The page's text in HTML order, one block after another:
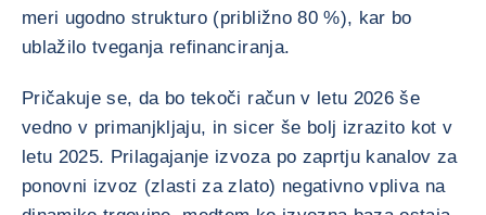
meri ugodno strukturo (približno 80 %), kar bo
ublažilo tveganja refinanciranja.
Pričakuje se, da bo tekoči račun v letu 2026 še
vedno v primanjkljaju, in sicer še bolj izrazito kot v
letu 2025. Prilagajanje izvoza po zaprtju kanalov za
ponovni izvoz (zlasti za zlato) negativno vpliva na